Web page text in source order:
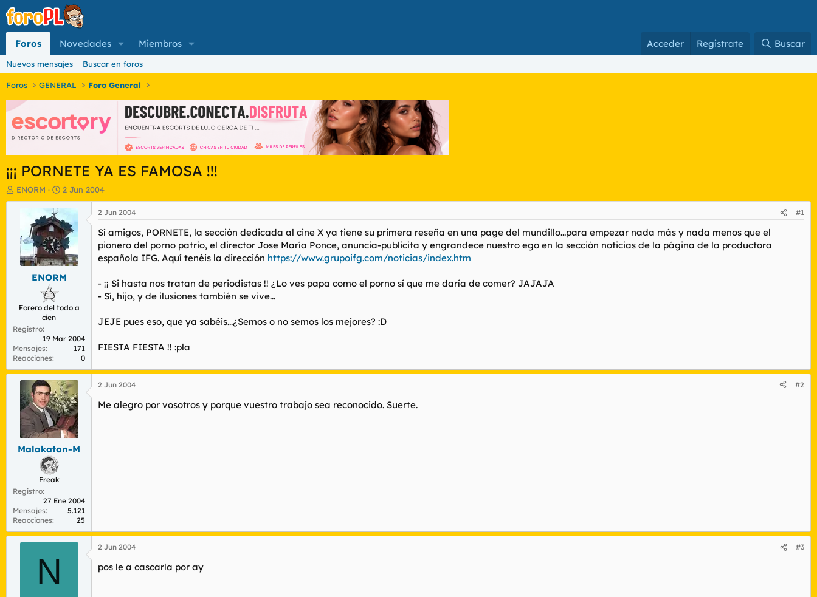
Foros Novedades Miembros Acceder Regístrate Buscar
Nuevos mensajes Buscar en foros
Foros GENERAL Foro General
¡¡¡ PORNETE YA ES FAMOSA !!!
I
n
a
d
o
e
a
ENORM
F
e
c
h
a
d
e
i
n
i
2 Jun 2004
ENORM
Forero del todo a
cien
Registro
19 Mar 2004
Mensajes
171
Reacciones
0
2 Jun 2004 #1
Sí amigos, PORNETE, la sección dedicada al cine X ya tiene su primera reseña en una page del mundillo...para empezar nada más y nada menos que el
pionero del porno patrio, el director Jose María Ponce, anuncia-publicita y engrandece nuestro ego en la sección noticias de la página de la productora
española IFG. Aquí tenéis la dirección https://www.grupoifg.com/noticias/index.htm
- ¡¡ Si hasta nos tratan de periodistas !! ¿Lo ves papa como el porno sí que me daría de comer? JAJAJA
- Sí, hijo, y de ilusiones también se vive...
JEJE pues eso, que ya sabéis...¿Semos o no semos los mejores? :D
FIESTA FIESTA !! :pla
Malakaton-M
Freak
Registro
27 Ene 2004
Mensajes
5.121
Reacciones
25
2 Jun 2004 #2
Me alegro por vosotros y porque vuestro trabajo sea reconocido. Suerte.
N
2 Jun 2004 #3
pos le a cascarla por ay